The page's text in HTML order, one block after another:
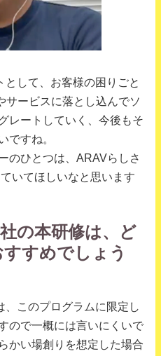
して、お客様の困りごと
サービスに落とし込んでソ
レートしていく、今後もそ
ですね。
のひとつは、ARAVらしさ
いてほしいなと思います
の本研修は、ど
すめでしょう
このプログラムに限定し
ので一概には言いにくいで
かい場創りを想定した場合